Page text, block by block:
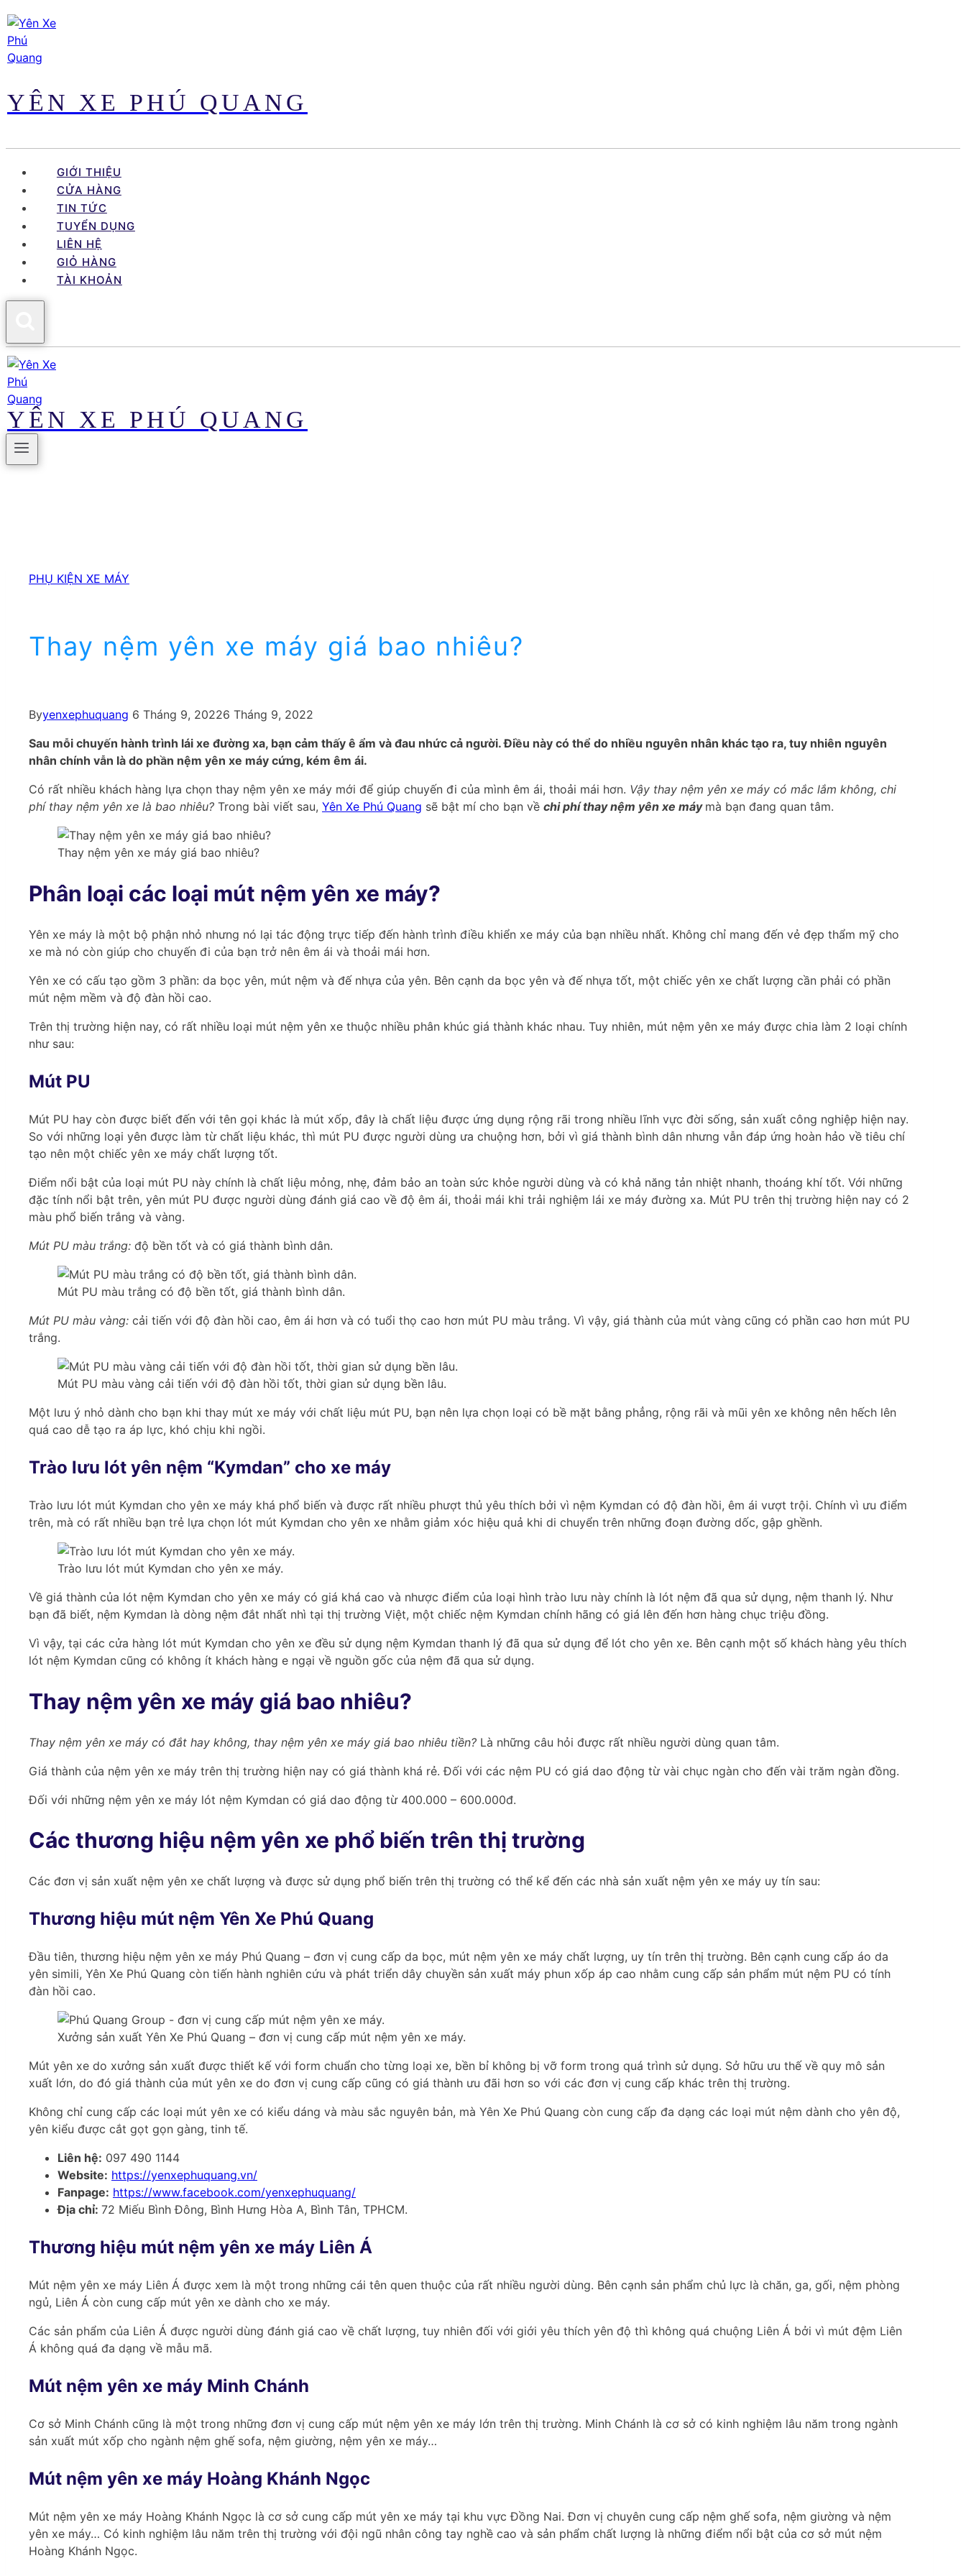
Skip
content
YÊN XE PHÚ QUANG
GIỚI THIỆU
CỬA HÀNG
TIN TỨC
TUYỂN DỤNG
LIÊN HỆ
GIỎ HÀNG
TÀI KHOẢN
YÊN XE PHÚ QUANG
PHỤ KIỆN XE MÁY
Thay nệm yên xe máy giá bao nhiêu?
Byyenxephuquang 6 Tháng 9, 20226 Tháng 9, 2022
Sau mỗi chuyến hành trình lái xe đường xa, bạn cảm thấy ê ẩm và đau nhức cả người. Điều này có thể do nhiều nguyên nhân khác tạo ra, tuy nhiên nguyên
nhân chính vẫn là do phần nệm yên xe máy cứng, kém êm ái.
Có rất nhiều khách hàng lựa chọn thay nệm yên xe máy mới để giúp chuyến đi của mình êm ái, thoải mái hơn. Vậy thay nệm yên xe máy có mắc lắm không, chi
phí thay nệm yên xe là bao nhiêu? Trong bài viết sau, Yên Xe Phú Quang sẽ bật mí cho bạn về chi phí thay nệm yên xe máy mà bạn đang quan tâm.
Thay nệm yên xe máy giá bao nhiêu?
Phân loại các loại mút nệm yên xe máy?
Yên xe máy là một bộ phận nhỏ nhưng nó lại tác động trực tiếp đến hành trình điều khiển xe máy của bạn nhiều nhất. Không chỉ mang đến vẻ đẹp thẩm mỹ cho
xe mà nó còn giúp cho chuyến đi của bạn trở nên êm ái và thoải mái hơn.
Yên xe có cấu tạo gồm 3 phần: da bọc yên, mút nệm và đế nhựa của yên. Bên cạnh da bọc yên và đế nhựa tốt, một chiếc yên xe chất lượng cần phải có phần
mút nệm mềm và độ đàn hồi cao.
Trên thị trường hiện nay, có rất nhiều loại mút nệm yên xe thuộc nhiều phân khúc giá thành khác nhau. Tuy nhiên, mút nệm yên xe máy được chia làm 2 loại chính
như sau:
Mút PU
Mút PU hay còn được biết đến với tên gọi khác là mút xốp, đây là chất liệu được ứng dụng rộng rãi trong nhiều lĩnh vực đời sống, sản xuất công nghiệp hiện nay.
So với những loại yên được làm từ chất liệu khác, thì mút PU được người dùng ưa chuộng hơn, bởi vì giá thành bình dân nhưng vẫn đáp ứng hoàn hảo về tiêu chí
tạo nên một chiếc yên xe máy chất lượng tốt.
Điểm nổi bật của loại mút PU này chính là chất liệu mỏng, nhẹ, đảm bảo an toàn sức khỏe người dùng và có khả năng tản nhiệt nhanh, thoáng khí tốt. Với những
đặc tính nổi bật trên, yên mút PU được người dùng đánh giá cao về độ êm ái, thoải mái khi trải nghiệm lái xe máy đường xa. Mút PU trên thị trường hiện nay có 2
màu phổ biến trắng và vàng.
Mút PU màu trắng: độ bền tốt và có giá thành bình dân.
Mút PU màu trắng có độ bền tốt, giá thành bình dân.
Mút PU màu vàng: cải tiến với độ đàn hồi cao, êm ái hơn và có tuổi thọ cao hơn mút PU màu trắng. Vì vậy, giá thành của mút vàng cũng có phần cao hơn mút PU
trắng.
Mút PU màu vàng cải tiến với độ đàn hồi tốt, thời gian sử dụng bền lâu.
Một lưu ý nhỏ dành cho bạn khi thay mút xe máy với chất liệu mút PU, bạn nên lựa chọn loại có bề mặt bằng phẳng, rộng rãi và mũi yên xe không nên hếch lên
quá cao dễ tạo ra áp lực, khó chịu khi ngồi.
Trào lưu lót yên nệm “Kymdan” cho xe máy
Trào lưu lót mút Kymdan cho yên xe máy khá phổ biến và được rất nhiều phượt thủ yêu thích bởi vì nệm Kymdan có độ đàn hồi, êm ái vượt trội. Chính vì ưu điểm
trên, mà có rất nhiều bạn trẻ lựa chọn lót mút Kymdan cho yên xe nhằm giảm xóc hiệu quả khi di chuyển trên những đoạn đường dốc, gập ghềnh.
Trào lưu lót mút Kymdan cho yên xe máy.
Về giá thành của lót nệm Kymdan cho yên xe máy có giá khá cao và nhược điểm của loại hình trào lưu này chính là lót nệm đã qua sử dụng, nệm thanh lý. Như
bạn đã biết, nệm Kymdan là dòng nệm đắt nhất nhì tại thị trường Việt, một chiếc nệm Kymdan chính hãng có giá lên đến hơn hàng chục triệu đồng.
Vì vậy, tại các cửa hàng lót mút Kymdan cho yên xe đều sử dụng nệm Kymdan thanh lý đã qua sử dụng để lót cho yên xe. Bên cạnh một số khách hàng yêu thích
lót nệm Kymdan cũng có không ít khách hàng e ngại về nguồn gốc của nệm đã qua sử dụng.
Thay nệm yên xe máy giá bao nhiêu?
Thay nệm yên xe máy có đắt hay không, thay nệm yên xe máy giá bao nhiêu tiền? Là những câu hỏi được rất nhiều người dùng quan tâm.
Giá thành của nệm yên xe máy trên thị trường hiện nay có giá thành khá rẻ. Đối với các nệm PU có giá dao động từ vài chục ngàn cho đến vài trăm ngàn đồng.
Đối với những nệm yên xe máy lót nệm Kymdan có giá dao động từ 400.000 – 600.000đ.
Các thương hiệu nệm yên xe phổ biến trên thị trường
Các đơn vị sản xuất nệm yên xe chất lượng và được sử dụng phổ biến trên thị trường có thể kể đến các nhà sản xuất nệm yên xe máy uy tín sau:
Thương hiệu mút nệm Yên Xe Phú Quang
Đầu tiên, thương hiệu nệm yên xe máy Phú Quang – đơn vị cung cấp da bọc, mút nệm yên xe máy chất lượng, uy tín trên thị trường. Bên cạnh cung cấp áo da
yên simili, Yên Xe Phú Quang còn tiến hành nghiên cứu và phát triển dây chuyền sản xuất máy phun xốp áp cao nhằm cung cấp sản phẩm mút nệm PU có tính
đàn hồi cao.
Xưởng sản xuất Yên Xe Phú Quang – đơn vị cung cấp mút nệm yên xe máy.
Mút yên xe do xưởng sản xuất được thiết kế với form chuẩn cho từng loại xe, bền bỉ không bị vỡ form trong quá trình sử dụng. Sở hữu ưu thế về quy mô sản
xuất lớn, do đó giá thành của mút yên xe do đơn vị cung cấp cũng có giá thành ưu đãi hơn so với các đơn vị cung cấp khác trên thị trường.
Không chỉ cung cấp các loại mút yên xe có kiểu dáng và màu sắc nguyên bản, mà Yên Xe Phú Quang còn cung cấp đa dạng các loại mút nệm dành cho yên độ,
yên kiểu được cắt gọt gọn gàng, tinh tế.
Liên hệ: 097 490 1144
Website: https://yenxephuquang.vn/
Fanpage: https://www.facebook.com/yenxephuquang/
Địa chỉ: 72 Miếu Bình Đông, Bình Hưng Hòa A, Bình Tân, TPHCM.
Thương hiệu mút nệm yên xe máy Liên Á
Mút nệm yên xe máy Liên Á được xem là một trong những cái tên quen thuộc của rất nhiều người dùng. Bên cạnh sản phẩm chủ lực là chăn, ga, gối, nệm phòng
ngủ, Liên Á còn cung cấp mút yên xe dành cho xe máy.
Các sản phẩm của Liên Á được người dùng đánh giá cao về chất lượng, tuy nhiên đối với giới yêu thích yên độ thì không quá chuộng Liên Á bởi vì mút đệm Liên
Á không quá đa dạng về mẫu mã.
Mút nệm yên xe máy Minh Chánh
Cơ sở Minh Chánh cũng là một trong những đơn vị cung cấp mút nệm yên xe máy lớn trên thị trường. Minh Chánh là cơ sở có kinh nghiệm lâu năm trong ngành
sản xuất mút xốp cho ngành nệm ghế sofa, nệm giường, nệm yên xe máy…
Mút nệm yên xe máy Hoàng Khánh Ngọc
Mút nệm yên xe máy Hoàng Khánh Ngọc là cơ sở cung cấp mút yên xe máy tại khu vực Đồng Nai. Đơn vị chuyên cung cấp nệm ghế sofa, nệm giường và nệm
yên xe máy… Có kinh nghiệm lâu năm trên thị trường với đội ngũ nhân công tay nghề cao và sản phẩm chất lượng là những điểm nổi bật của cơ sở mút nệm
Hoàng Khánh Ngọc.